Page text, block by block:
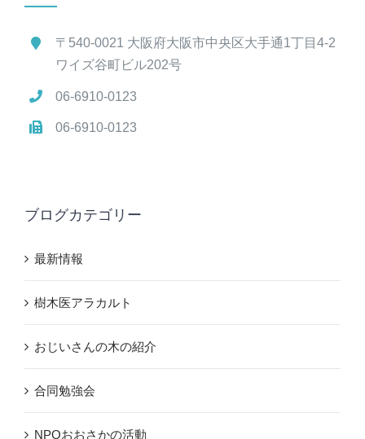
〒540-0021 大阪府大阪市中央区大手通1丁目4-2
ワイズ谷町ビル202号
06-6910-0123
06-6910-0123
ブログカテゴリー
最新情報
樹木医アラカルト
おじいさんの木の紹介
合同勉強会
NPOおおさかの活動